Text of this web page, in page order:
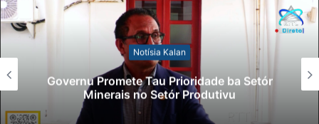
Notísia Kalan
Governu Promete Tau Prioridade ba Setór
Minerais no Setór Produtivu